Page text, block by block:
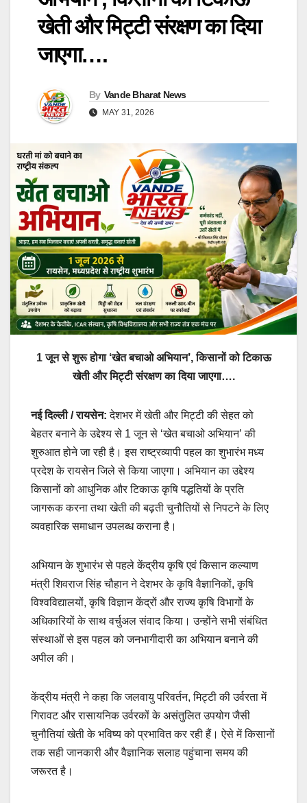
खेती और मिट्टी संरक्षण का दिया
जाएगा….
By Vande Bharat News
MAY 31, 2026
1 जून से शुरू होगा ‘खेत बचाओ अभियान’, किसानों को टिकाऊ
खेती और मिट्टी संरक्षण का दिया जाएगा….
नई दिल्ली / रायसेन: देशभर में खेती और मिट्टी की सेहत को
बेहतर बनाने के उद्देश्य से 1 जून से ‘खेत बचाओ अभियान’ की
शुरुआत होने जा रही है। इस राष्ट्रव्यापी पहल का शुभारंभ मध्य
प्रदेश के रायसेन जिले से किया जाएगा। अभियान का उद्देश्य
किसानों को आधुनिक और टिकाऊ कृषि पद्धतियों के प्रति
जागरूक करना तथा खेती की बढ़ती चुनौतियों से निपटने के लिए
व्यवहारिक समाधान उपलब्ध कराना है।
अभियान के शुभारंभ से पहले केंद्रीय कृषि एवं किसान कल्याण
मंत्री शिवराज सिंह चौहान ने देशभर के कृषि वैज्ञानिकों, कृषि
विश्वविद्यालयों, कृषि विज्ञान केंद्रों और राज्य कृषि विभागों के
अधिकारियों के साथ वर्चुअल संवाद किया। उन्होंने सभी संबंधित
संस्थाओं से इस पहल को जनभागीदारी का अभियान बनाने की
अपील की।
केंद्रीय मंत्री ने कहा कि जलवायु परिवर्तन, मिट्टी की उर्वरता में
गिरावट और रासायनिक उर्वरकों के असंतुलित उपयोग जैसी
चुनौतियां खेती के भविष्य को प्रभावित कर रही हैं। ऐसे में किसानों
तक सही जानकारी और वैज्ञानिक सलाह पहुंचाना समय की
जरूरत है।